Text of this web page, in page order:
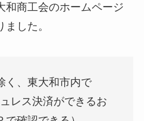
和商工会のホームページ
した。
く、東大和市内で
レス決済ができるお